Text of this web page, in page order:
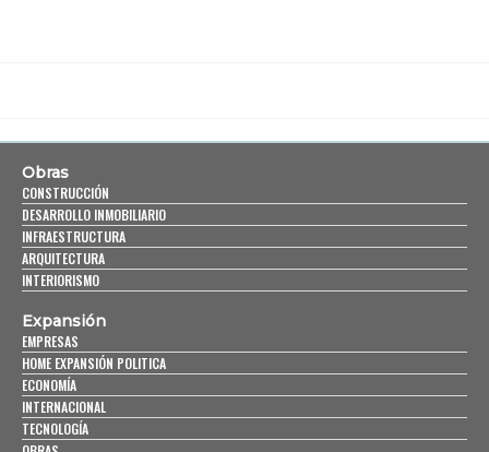
Obras
CONSTRUCCIÓN
DESARROLLO INMOBILIARIO
INFRAESTRUCTURA
ARQUITECTURA
INTERIORISMO
Expansión
EMPRESAS
HOME EXPANSIÓN POLITICA
ECONOMÍA
INTERNACIONAL
TECNOLOGÍA